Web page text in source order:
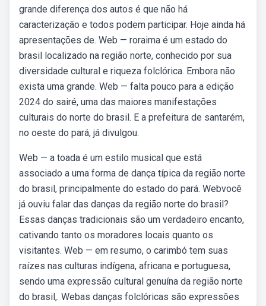
grande diferença dos autos é que não há
caracterização e todos podem participar. Hoje ainda há
apresentações de. Web — roraima é um estado do
brasil localizado na região norte, conhecido por sua
diversidade cultural e riqueza folclórica. Embora não
exista uma grande. Web — falta pouco para a edição
2024 do sairé, uma das maiores manifestações
culturais do norte do brasil. E a prefeitura de santarém,
no oeste do pará, já divulgou.
Web — a toada é um estilo musical que está
associado a uma forma de dança típica da região norte
do brasil, principalmente do estado do pará. Webvocê
já ouviu falar das danças da região norte do brasil?
Essas danças tradicionais são um verdadeiro encanto,
cativando tanto os moradores locais quanto os
visitantes. Web — em resumo, o carimbó tem suas
raízes nas culturas indígena, africana e portuguesa,
sendo uma expressão cultural genuína da região norte
do brasil,. Webas danças folclóricas são expressões